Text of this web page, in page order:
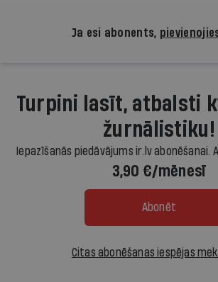
Ja esi abonents,
Turpini lasīt, atbalsti
žurnālistiku!
Iepazīšanās piedāvājums ir.lv abonēšanai.
3,90 €/mēnesī
Abonēt
Citas abonēšanas iespējas